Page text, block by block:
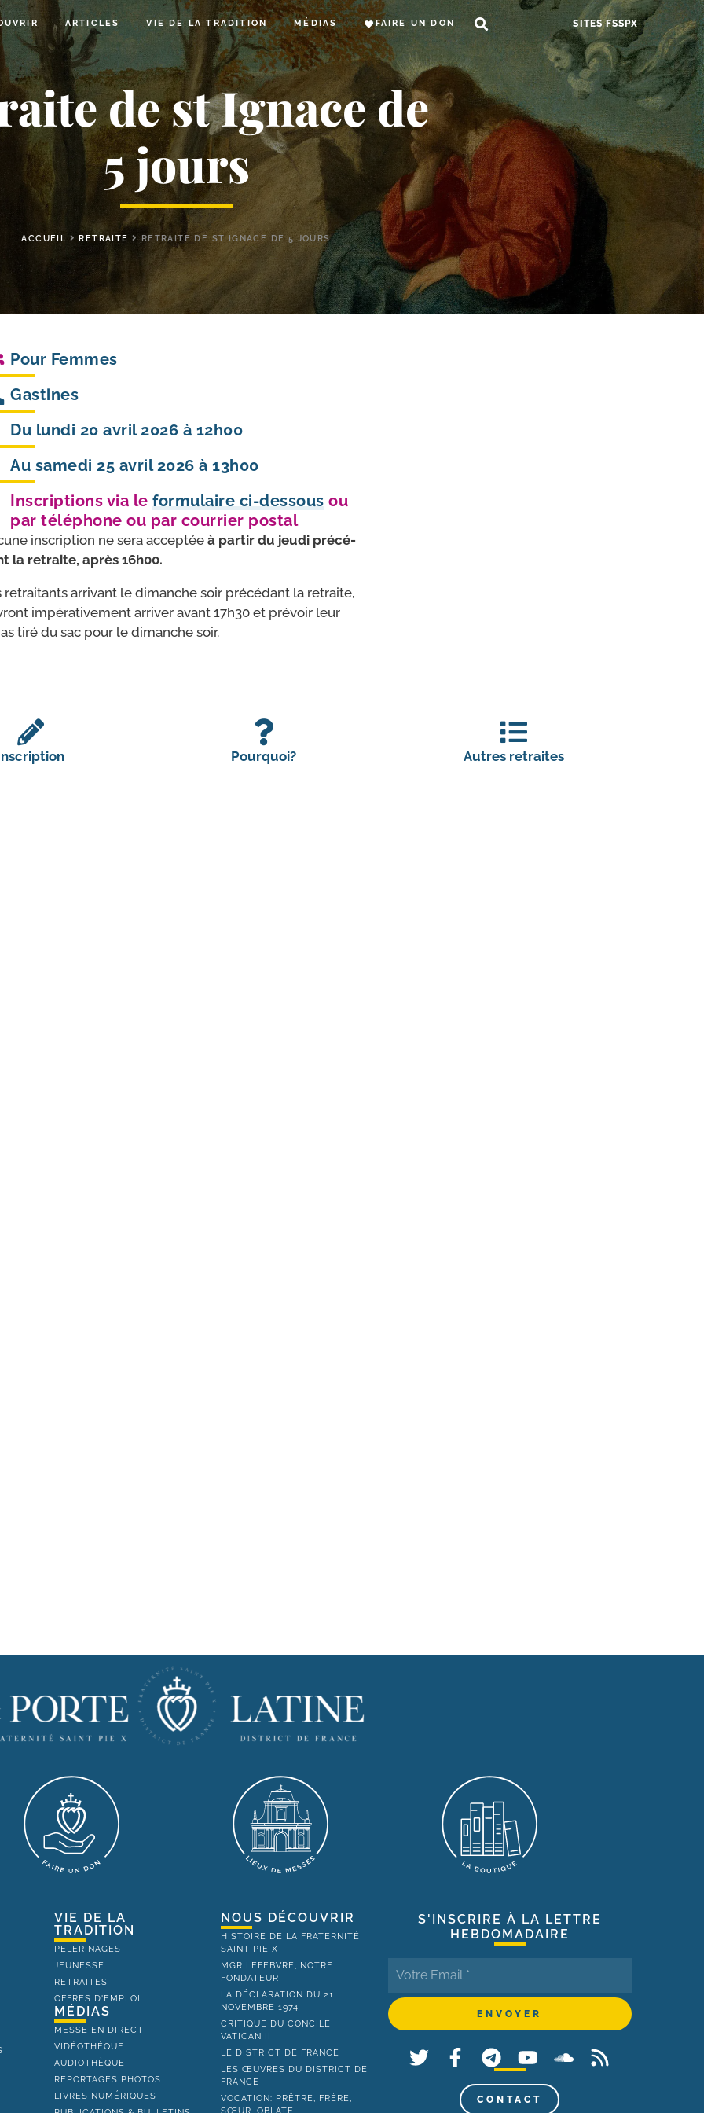
ARTICLES VIE DE LA TRADITION MÉDIAS FAIRE UN DON SITES FSSPX
de st Ignace de
5 jours
ACCUEIL RETRAITE RETRAITE DE ST IGNACE DE 5 JOURS
Pour Femmes
Gastines
Du lundi 20 avril 2026 à 12h00
Au samedi 25 avril 2026 à 13h00
Inscriptions via le formulaire ci-dessous ou
par téléphone ou par courrier postal
ins­crip­tion ne sera accep­tée à par­tir du jeu­di pré­cé­
la retraite, après 16h00.
retrai­tants arri­vant le dimanche soir pré­cé­dant la retraite,
impé­ra­ti­ve­ment arri­ver avant 17h30 et pré­voir leur
tiré du sac pour le dimanche soir.
Pourquoi? Autres retraites
VIE DE LA
TRADITION
PELERINAGES
JEUNESSE
RETRAITES
OFFRES D'EMPLOI
MÉDIAS
MESSE EN DIRECT
VIDÉOTHÈQUE
AUDIOTHÈQUE
REPORTAGES PHOTOS
LIVRES NUMÉRIQUES
NOUS DÉCOUVRIR
HISTOIRE DE LA FRATERNITÉ
SAINT PIE X
MGR LEFEBVRE, NOTRE
FONDATEUR
LA DÉCLARATION DU 21
NOVEMBRE 1974
CRITIQUE DU CONCILE
VATICAN II
LE DISTRICT DE FRANCE
LES ŒUVRES DU DISTRICT DE
FRANCE
VOCATION: PRÊTRE, FRÈRE,
S'INSCRIRE À LA LETTRE
HEBDOMADAIRE
CONTACT